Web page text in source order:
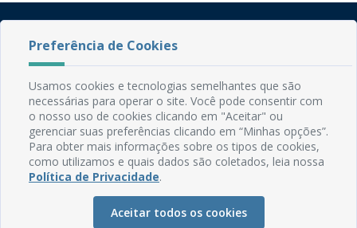
Rua do Imperador, 78, Centro
CEP: 58.280-000 - Mamanguape/PB
Fone: (83) 3292-2246
Email: comunicacao@mamanguape.pb.gov.br
Expediente: Segunda à Sexta, das 08h às 13h
Preferência de Cookies
Usamos cookies e tecnologias semelhantes que são
necessárias para operar o site. Você pode consentir com
o nosso uso de cookies clicando em "Aceitar" ou
gerenciar suas preferências clicando em “Minhas opções”.
Para obter mais informações sobre os tipos de cookies,
como utilizamos e quais dados são coletados, leia nossa
Política de Privacidade.
Aceitar todos os cookies